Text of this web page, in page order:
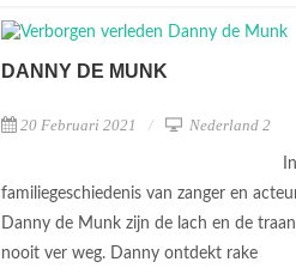
DANNY DE MUNK
20 Februari 2021 Nederland 2
familiegeschiedenis van zanger en
Danny de Munk zijn de lach en de traan
nooit ver weg. Danny ontdekt rake